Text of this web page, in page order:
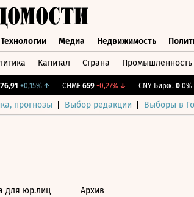
Технологии Медиа Недвижимость
Капитал Страна Промышленность
+0,15%↑ CHMF 659 -0,27%↓ CNY Бирж. 0 0%
прогнозы Выбор редакции Выборы в
для юр.лиц Архив